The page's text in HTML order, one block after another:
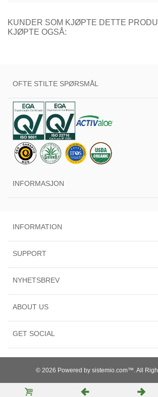
KUNDER SOM KJØPTE DETTE
KJØPTE OGSÅ:
OFTE STILTE SPØRSMÅL
INFORMASJON
INFORMATION
SUPPORT
NYHETSBREV
ABOUT US
GET SOCIAL
© 2026 Powered by sistemio.com™. All